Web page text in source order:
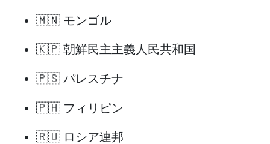
🇲🇳 モンゴル
🇰🇵 朝鮮民主主義人民共和国
🇵🇸 パレスチナ
🇵🇭 フィリピン
🇷🇺 ロシア連邦